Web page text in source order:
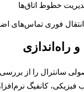
خطوط اتاق‌ها
انتقال فوری تماس‌های
سانترال را از بررسی
فیزیکی، کانفیگ